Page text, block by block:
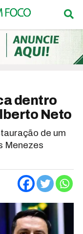
dentro
Neto
de um
Menezes